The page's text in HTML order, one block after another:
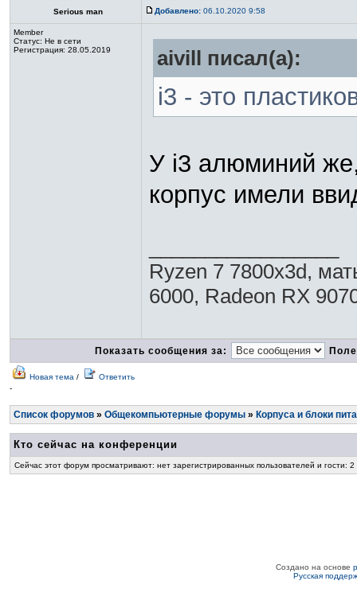
Serious man Добавлено: 06.10.2020 9:58
Member
Статус: Не в сети
Регистрация: 28.05.2019
aivill писал(а):
i3 - это
У i3 алюминий
корпус имели
Ryzen 7 7800x3d,
6000, Radeon RX
Показать сообщения за:
Новая тема /
Ответить
-
Список форумов » Общекомпьютерные форумы » Корпуса и блоки
Кто сейчас на конференции
Сейчас этот форум просматривают: нет зарегистрированных пользователей и гости: 2
Создано на основе
Русская